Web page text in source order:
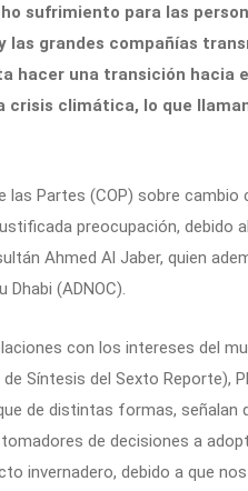
sufrimiento para las
las grandes compañías
hacer una transición hacia
climática, lo que
las Partes (COP) sobre
preocupación, debido
Ahmed Al Jaber, quien
Dhabi (ADNOC).
con los intereses del
Síntesis del Sexto Reporte),
de distintas formas,
de decisiones a
invernadero, debido a que